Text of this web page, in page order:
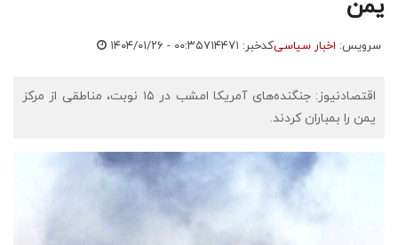
یمن
سرویس: اخبار سیاسیکدخبر: ۷۱۴۴۷۱ ۱۴۰۴/۰۱/۲۶ - ۰۰:۳۵
اقتصادنیوز: جنگنده‌های آمریکا امشب در ۱۵ نوبت، مناطقی از مرکز
یمن را بمباران کردند.